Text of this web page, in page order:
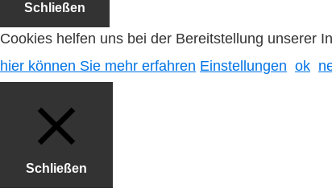
Schließen
Cookies helfen uns bei der Bereitstellung unserer
hier können Sie mehr erfahren Einstellungen ok
Schließen